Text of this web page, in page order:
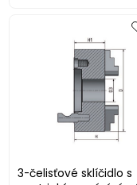
3-čelisťové sklíčidlo s